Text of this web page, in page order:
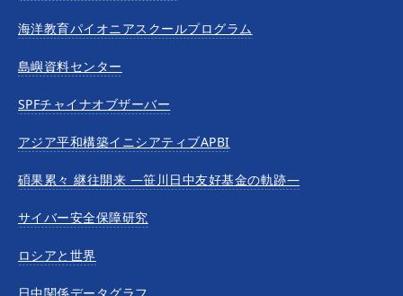
海洋教育パイオニアスクールプログラム
島嶼資料センター
SPFチャイナオブザーバー
アジア平和構築イニシアティブAPBI
碩果累々 継往開来 —笹川日中友好基金の軌跡—
サイバー安全保障研究
ロシアと世界